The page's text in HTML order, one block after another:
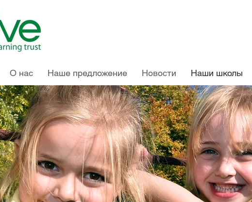
О нас Наше предложение Новости Наши школы